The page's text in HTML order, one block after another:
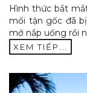
Hình thức bắt
mối tận gốc đã
mở nắp uống rồi
XEM TIẾP...